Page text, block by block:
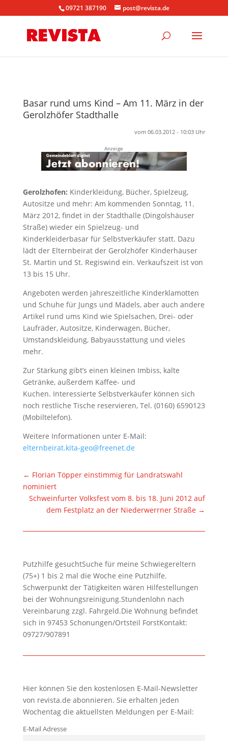
09721 387190 post@revista.de
Basar rund ums Kind – Am 11. März in der
Gerolzhöfer Stadthalle
vom 06.03.2012 - 10:03 Uhr
Anzeige
Gerolzhofen: Kinderkleidung, Bücher, Spielzeug,
Autositze und mehr: Am kommenden Sonntag, 11.
März 2012, findet in der Stadthalle (Dingolshäuser
Straße) wieder ein Spielzeug- und
Kinderkleiderbasar für Selbstverkäufer statt. Dazu
lädt der Elternbeirat der Gerolzhöfer Kinderhäuser
St. Martin und St. Regiswind ein. Verkaufszeit ist von
13 bis 15 Uhr.
Angeboten werden jahreszeitliche Kinderklamotten
und Schuhe für Jungs und Mädels, aber auch andere
Artikel rund ums Kind wie Spielsachen, Drei- oder
Laufräder, Autositze, Kinderwagen, Bücher,
Umstandskleidung, Babyausstattung und vieles
mehr.
Zur Stärkung gibt’s einen kleinen Imbiss, kalte
Getränke, außerdem Kaffee- und
Kuchen. Interessierte Selbstverkäufer können sich
noch restliche Tische reservieren, Tel. (0160) 6590123
(Mobiltelefon).
Weitere Informationen unter E-Mail:
elternbeirat.kita-geo@freenet.de
← Florian Töpper einstimmig für Landratswahl
nominiert
Schweinfurter Volksfest vom 8. bis 18. Juni 2012 auf
dem Festplatz an der Niederwerrner Straße →
Putzhilfe gesuchtSuche für meine Schwiegereltern
(75+) 1 bis 2 mal die Woche eine Putzhilfe.
Schwerpunkt der Tätigkeiten wären Hilfestellungen
bei der Wohnungsreinigung.Stundenlohn nach
Vereinbarung zzgl. Fahrgeld.Die Wohnung befindet
sich in 97453 Schonungen/Ortsteil ForstKontakt:
09727/907891
Hier können Sie den kostenlosen E-Mail-Newsletter
von revista.de abonnieren. Sie erhalten jeden
Wochentag die aktuellsten Meldungen per E-Mail:
E-Mail Adresse